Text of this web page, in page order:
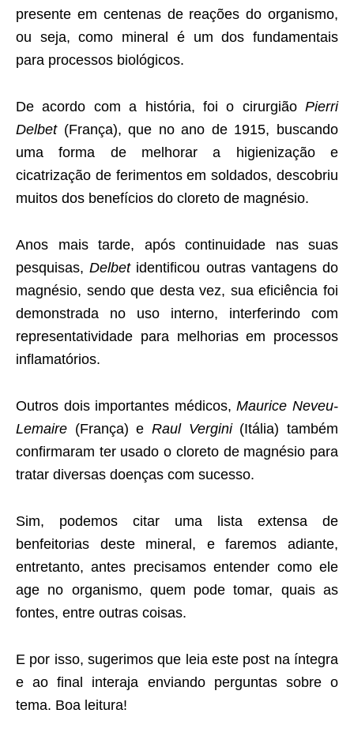
presente em centenas de reações do organismo,
ou seja, como mineral é um dos fundamentais
para processos biológicos.
De acordo com a história, foi o cirurgião Pierri
Delbet(França), que no ano de 1915, buscando
uma forma de melhorar a higienização e
cicatrização de ferimentos em soldados, descobriu
muitos dos benefícios do cloreto de magnésio.
Anos mais tarde, após continuidade nas suas
pesquisas,Delbetidentificou outras vantagens do
magnésio, sendo que desta vez, sua eficiência foi
demonstrada no uso interno, interferindo com
representatividade para melhorias em processos
inflamatórios.
Outros dois importantes médicos,Maurice Neveu-
Lemaire (França) e Raul Vergini(Itália) também
confirmaram ter usado o cloreto de magnésio para
tratar diversas doenças com sucesso.
Sim, podemos citar uma lista extensa de
benfeitorias deste mineral, e faremos adiante,
entretanto, antes precisamos entender como ele
age no organismo, quem pode tomar, quais as
fontes, entre outras coisas.
E por isso, sugerimos que leia este post na íntegra
e ao final interaja enviando perguntas sobre o
tema. Boa leitura!